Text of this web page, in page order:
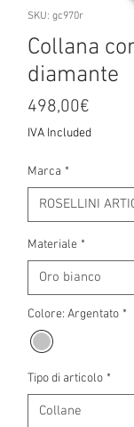
SKU: gc970r
Collana
diamante
498,00€
IVA Included
Marca *
Materiale *
Colore: Argentato *
Tipo di articolo *